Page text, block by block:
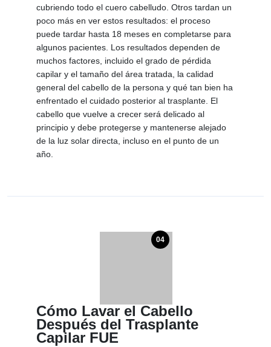
cubriendo todo el cuero cabelludo. Otros tardan un
poco más en ver estos resultados: el proceso
puede tardar hasta 18 meses en completarse para
algunos pacientes. Los resultados dependen de
muchos factores, incluido el grado de pérdida
capilar y el tamaño del área tratada, la calidad
general del cabello de la persona y qué tan bien ha
enfrentado el cuidado posterior al trasplante. El
cabello que vuelve a crecer será delicado al
principio y debe protegerse y mantenerse alejado
de la luz solar directa, incluso en el punto de un
año.
04
Cómo Lavar el Cabello
Después del Trasplante
Capilar FUE